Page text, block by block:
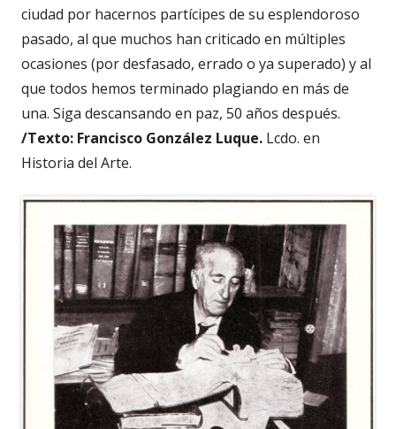
ciudad por hacernos partícipes de su esplendoroso
pasado, al que muchos han criticado en múltiples
ocasiones (por desfasado, errado o ya superado) y al
que todos hemos terminado plagiando en más de
una. Siga descansando en paz, 50 años después.
/Texto: Francisco González Luque. Lcdo. en
Historia del Arte.